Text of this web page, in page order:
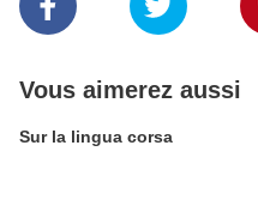
Vous aimerez aussi
Sur la lingua corsa